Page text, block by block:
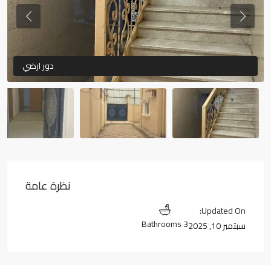
دور ارضي
Previous
نظرة عامة
Updated On:
سبتمبر 10, 2025
3 Bathrooms